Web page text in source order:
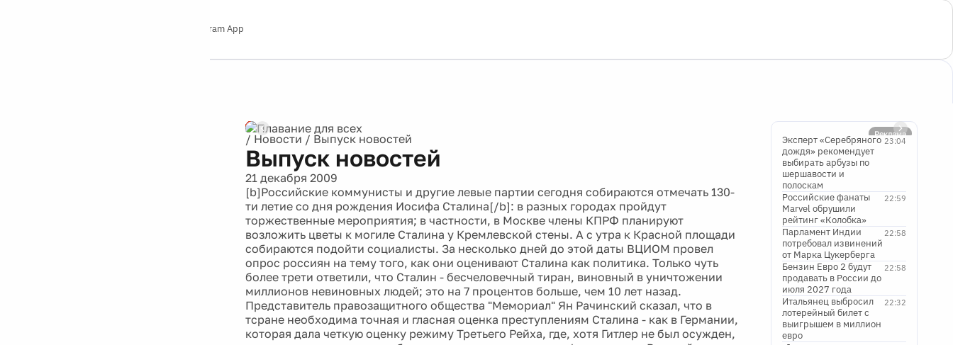
Telegram App
Реклама
/ Новости / Выпуск новостей
Выпуск новостей
21 декабря 2009
[b]Российские коммунисты и другие левые партии сегодня собираются отмечать 130-
ти летие со дня рождения Иосифа Сталина[/b]: в разных городах пройдут
торжественные мероприятия; в частности, в Москве члены КПРФ планируют
возложить цветы к могиле Сталина у Кремлевской стены. А с утра к Красной площади
собираются подойти социалисты. За несколько дней до этой даты ВЦИОМ провел
опрос россиян на тему того, как они оценивают Сталина как политика. Только чуть
более трети ответили, что Сталин - бесчеловечный тиран, виновный в уничтожении
миллионов невиновных людей; это на 7 процентов больше, чем 10 лет назад.
Представитель правозащитного общества "Мемориал" Ян Рачинский сказал, что в
тсране необходима точная и гласная оценка преступлениям Сталина - как в Германии,
которая дала четкую оценку режиму Третьего Рейха, где, хотя Гитлер не был осужден,
23:04
Эксперт «Серебряного
дождя» рекомендует
выбирать арбузы по
шершавости и
полоскам
22:59
Российские фанаты
Marvel обрушили
рейтинг «Колобка»
22:58
Парламент Индии
потребовал извинений
от Марка Цукерберга
22:58
Бензин Евро 2 будут
продавать в России до
июля 2027 года
22:32
Итальянец выбросил
лотерейный билет с
выигрышем в миллион
евро